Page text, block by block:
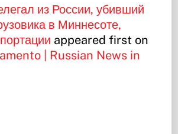
из России, убивший
в Миннесоте,
appeared first on
| Russian News in